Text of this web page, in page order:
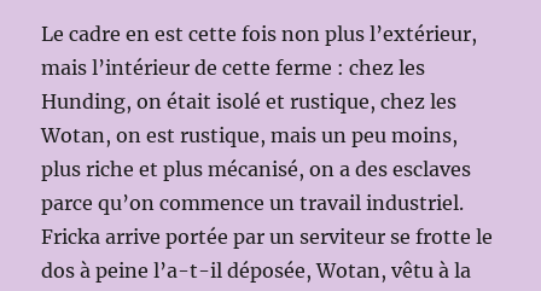
Le cadre en est cette fois non plus l’extérieur,
mais l’intérieur de cette ferme : chez les
Hunding, on était isolé et rustique, chez les
Wotan, on est rustique, mais un peu moins,
plus riche et plus mécanisé, on a des esclaves
parce qu’on commence un travail industriel.
Fricka arrive portée par un serviteur se frotte le
dos à peine l’a-t-il déposée, Wotan, vêtu à la